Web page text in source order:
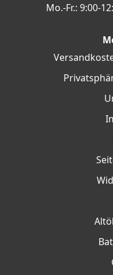
Mo.-Fr.: 9:00-